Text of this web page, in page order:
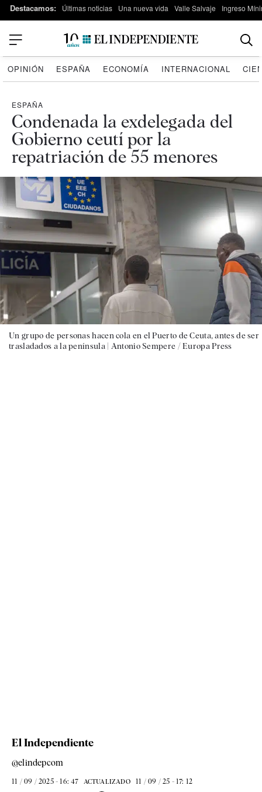
Destacamos: Últimas noticias Una nueva vida Valle Salvaje Ingreso
OPINIÓN ESPAÑA ECONOMÍA INTERNACIONAL
ESPAÑA
Condenada la exdelegada del
Gobierno ceutí por la
repatriación de 55 menores
Un grupo de personas hacen cola en el Puerto de Ceuta, antes de ser
trasladados a la península | Antonio Sempere / Europa Press
El Independiente
@elindepcom
11 / 09 / 2025 - 16: 47 ACTUALIZADO 11 / 09 / 25 - 17: 12